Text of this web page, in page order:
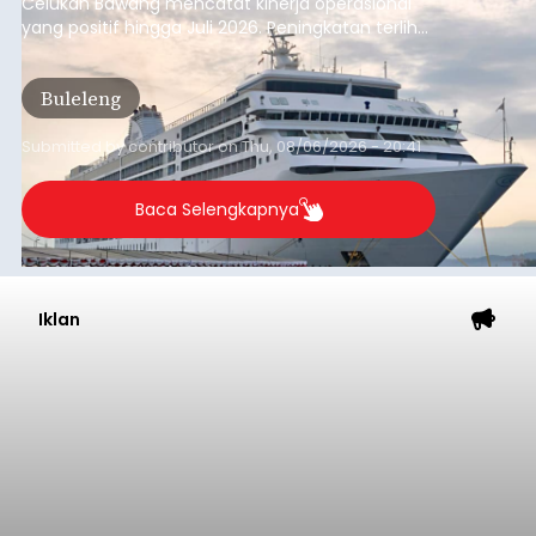
yang positif hingga Juli 2026. Peningkatan terlihat
dari arus kapal yang mencapai 1,48 juta Gross
Tonnage (GT), atau tumbuh 12,4 persen
dibandingkan periode yang sama tahun lalu
yang tercatat sebesar 1,32 juta GT.
Buleleng
Submitted bycontributoronThu, 08/06/2026 - 20:41
Baca Selengkapnya
Iklan